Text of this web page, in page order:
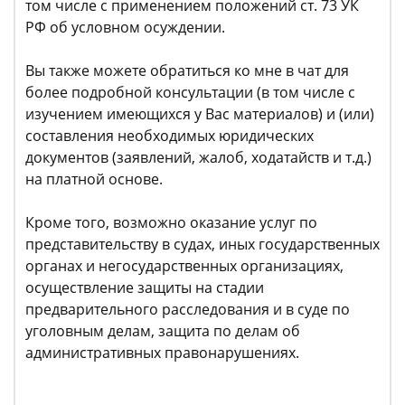
том числе с применением положений ст. 73 УК
РФ об условном осуждении.
Вы также можете обратиться ко мне в чат для
более подробной консультации (в том числе с
изучением имеющихся у Вас материалов) и (или)
составления необходимых юридических
документов (заявлений, жалоб, ходатайств и т.д.)
на платной основе.
Кроме того, возможно оказание услуг по
представительству в судах, иных государственных
органах и негосударственных организациях,
осуществление защиты на стадии
предварительного расследования и в суде по
уголовным делам, защита по делам об
административных правонарушениях.